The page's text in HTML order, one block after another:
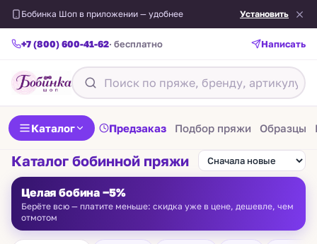
Бобинка Шоп в приложении — удобнее Установить
+7 (800) 600-41-62· бесплатно Написать
Каталог Предзаказ Подбор пряжи Образцы
Каталог бобинной пряжи
Целая бобина −5%
Берёте всю — платите меньше: скидка уже в цене, дешевле, чем
отмотом